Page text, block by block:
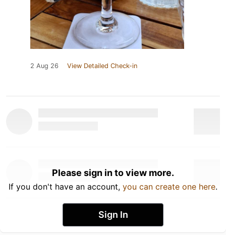
2 Aug 26 View Detailed Check-in
Please sign in to view more.
If you don't have an account, you can create one here.
Sign In